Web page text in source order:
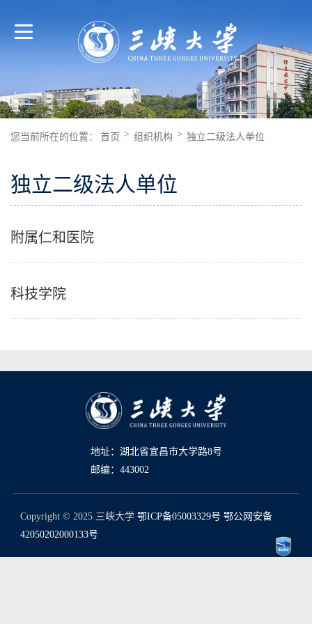
您当前所在的位置： 首页 > 组织机构 > 独立二级法人单位
独立二级法人单位
附属仁和医院
科技学院
地址：湖北省宜昌市大学路8号
邮编：443002
Copyright © 2025 三峡大学 鄂ICP备05003329号 鄂公网安备
42050202000133号